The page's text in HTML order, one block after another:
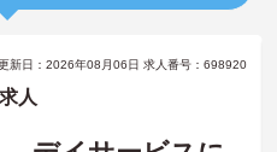
新日：2026年08月06日 求人番号：698920
人